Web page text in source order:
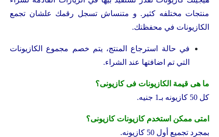
منتجات مختلفه كثير. و متنساش تسجل رقمك علشان تجمع
الكازيونات في محفظتك.
في حالة استرجاع المنتج، يتم خصم مجموع الكازيونات
التي تم اضافتها عند الشراء.
ما هى قيمة الكازيونات فى كازيونى؟
كل 50 كازيونه بـ1 جنيه.
امتى ممكن استخدم كازيونات كازيونى؟
بمجرد تجميع أول 50 كازيونه.